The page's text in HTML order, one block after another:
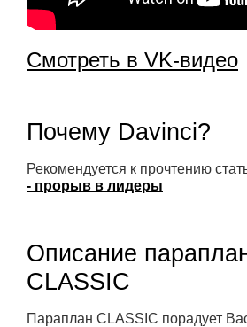
Смотреть в VK-видео
Почему Davinci?
Рекомендуется к прочтению
- прорыв в лидеры
Описание
CLASSIC
Параплан CLASSIC порадует